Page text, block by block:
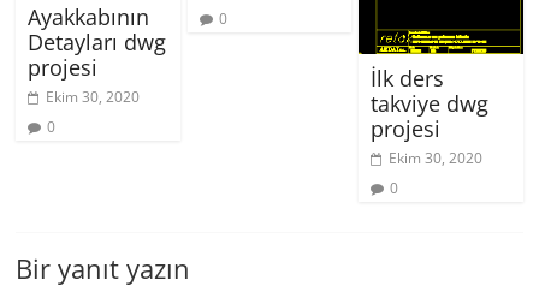
Ayakkabının
Detayları dwg
projesi
Ekim 30, 2020
0
0
İlk ders
takviye dwg
projesi
Ekim 30, 2020
0
Bir yanıt yazın